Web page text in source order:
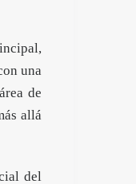
una
de
allá
del